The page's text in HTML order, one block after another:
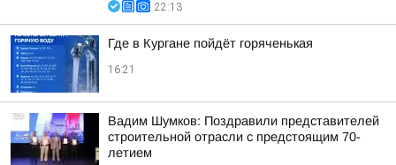
22:13
Где в Кургане пойдёт горяченькая
16:21
Вадим Шумков: Поздравили представителей
строительной отрасли с предстоящим 70-
летием